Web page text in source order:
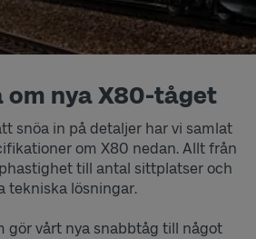
om nya X80-tåget
snöa in på detaljer har vi samlat
om X80 nedan. Allt från
till antal sittplatser och
tekniska lösningar.
gör vårt nya snabbtåg till något